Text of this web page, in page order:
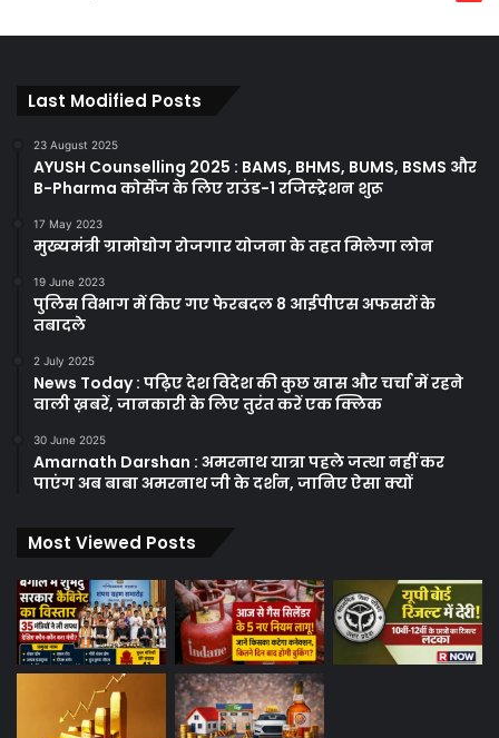
Last Modified Posts
23 August 2025
AYUSH Counselling 2025 : BAMS, BHMS, BUMS, BSMS और
B-Pharma कोर्सेज के लिए राउंड-1 रजिस्ट्रेशन शुरू
17 May 2023
मुख्यमंत्री ग्रामोद्योग रोजगार योजना के तहत मिलेगा लोन
19 June 2023
पुलिस विभाग में किए गए फेरबदल 8 आईपीएस अफसरों के
तबादले
2 July 2025
News Today : पढ़िए देश विदेश की कुछ खास और चर्चा में रहने
वाली ख़बरें, जानकारी के लिए तुरंत करें एक क्लिक
30 June 2025
Amarnath Darshan : अमरनाथ यात्रा पहले जत्था नहीं कर
पाएंग अब बाबा अमरनाथ जी के दर्शन, जानिए ऐसा क्यों
Most Viewed Posts